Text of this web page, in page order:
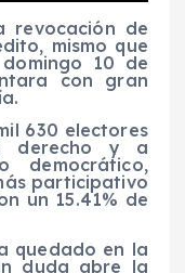
revocación de
mismo que
10 de
con gran
630 electores
derecho y a
democrático,
participativo
un 15.41% de
quedado en la
duda abre la